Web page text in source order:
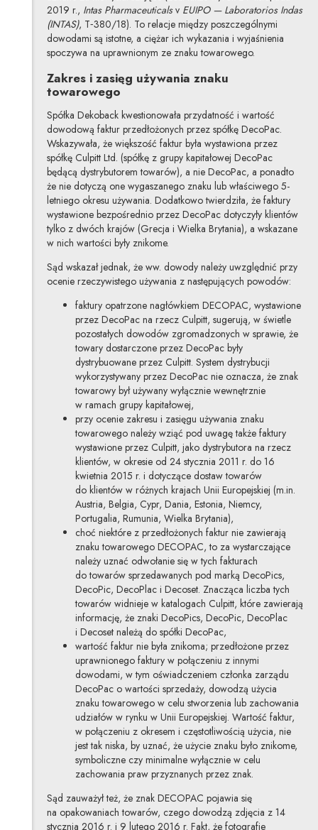
2019 r., Intas Pharmaceuticalsv EUIPO — Laboratorios Indas
(INTAS), T‑380/18). To relacje między poszczególnymi
dowodami są istotne, a ciężar ich wykazania i wyjaśnienia
spoczywa na uprawnionym ze znaku towarowego.
Zakres i zasięg używania znaku
towarowego
Spółka Dekoback kwestionowała przydatność i wartość
dowodową faktur przedłożonych przez spółkę DecoPac.
Wskazywała, że większość faktur była wystawiona przez
spółkę Culpitt Ltd. (spółkę z grupy kapitałowej DecoPac
będącą dystrybutorem towarów), a nie DecoPac, a ponadto
że nie dotyczą one wygaszanego znaku lub właściwego 5-
letniego okresu używania. Dodatkowo twierdziła, że faktury
wystawione bezpośrednio przez DecoPac dotyczyły klientów
tylko z dwóch krajów (Grecja i Wielka Brytania), a wskazane
w nich wartości były znikome.
Sąd wskazał jednak, że ww. dowody należy uwzględnić przy
ocenie rzeczywistego używania z następujących powodów:
faktury opatrzone nagłówkiem DECOPAC, wystawione
przez DecoPac na rzecz Culpitt, sugerują, w świetle
pozostałych dowodów zgromadzonych w sprawie, że
towary dostarczone przez DecoPac były
dystrybuowane przez Culpitt. System dystrybucji
wykorzystywany przez DecoPac nie oznacza, że znak
towarowy był używany wyłącznie wewnętrznie
w ramach grupy kapitałowej,
przy ocenie zakresu i zasięgu używania znaku
towarowego należy wziąć pod uwagę także faktury
wystawione przez Culpitt, jako dystrybutora na rzecz
klientów, w okresie od 24 stycznia 2011 r. do 16
kwietnia 2015 r. i dotyczące dostaw towarów
do klientów w różnych krajach Unii Europejskiej (m.in.
Austria, Belgia, Cypr, Dania, Estonia, Niemcy,
Portugalia, Rumunia, Wielka Brytania),
choć niektóre z przedłożonych faktur nie zawierają
znaku towarowego DECOPAC, to za wystarczające
należy uznać odwołanie się w tych fakturach
do towarów sprzedawanych pod marką DecoPics,
DecoPic, DecoPlac i Decoset. Znacząca liczba tych
towarów widnieje w katalogach Culpitt, które zawierają
informację, że znaki DecoPics, DecoPic, DecoPlac
i Decoset należą do spółki DecoPac,
wartość faktur nie była znikoma; przedłożone przez
uprawnionego faktury w połączeniu z innymi
dowodami, w tym oświadczeniem członka zarządu
DecoPac o wartości sprzedaży, dowodzą użycia
znaku towarowego w celu stworzenia lub zachowania
udziałów w rynku w Unii Europejskiej. Wartość faktur,
w połączeniu z okresem i częstotliwością użycia, nie
jest tak niska, by uznać, że użycie znaku było znikome,
symboliczne czy minimalne wyłącznie w celu
zachowania praw przyznanych przez znak.
Sąd zauważył też, że znak DECOPAC pojawia się
na opakowaniach towarów, czego dowodzą zdjęcia z 14
stycznia 2016 r. i 9 lutego 2016 r. Fakt, że fotografie